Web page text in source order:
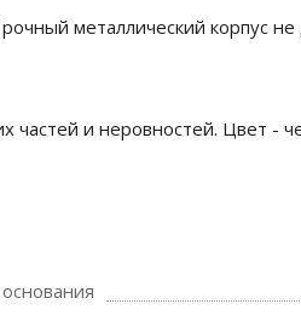
металлический корпус
и неровностей. Цвет -